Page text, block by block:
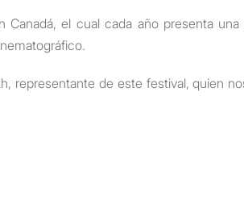
el cual cada año presenta
representante de este festival, quien